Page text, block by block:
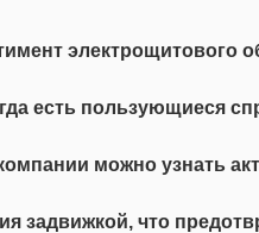
электрощитового
есть пользующиеся
можно узнать
задвижкой, что